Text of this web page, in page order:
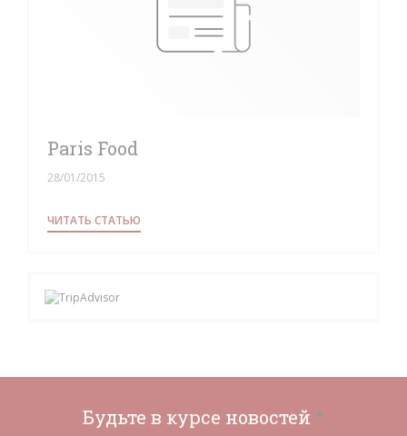
Paris Food
28/01/2015
ЧИТАТЬ СТАТЬЮ
Будьте в курсе новостей *